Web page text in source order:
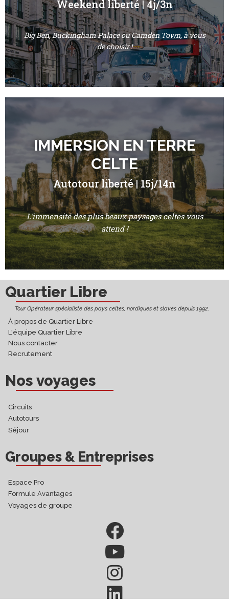
Weekend liberté | 4j/3n
Big Ben, Buckingham Palace ou Camden Town, à vous
de choisir !
IMMERSION EN TERRE
CELTE
Autotour liberté | 15j/14n
L'immensité des plus beaux paysages celtes vous
attend !
Quartier Libre
Tour Opérateur spécialiste des pays celtes, nordiques et slaves depuis 1992.
À propos de Quartier Libre
L'équipe Quartier Libre
Nous contacter
Recrutement
Nos voyages
Circuits
Autotours
Séjour
Groupes & Entreprises
Espace Pro
Formule Avantages
Voyages de groupe